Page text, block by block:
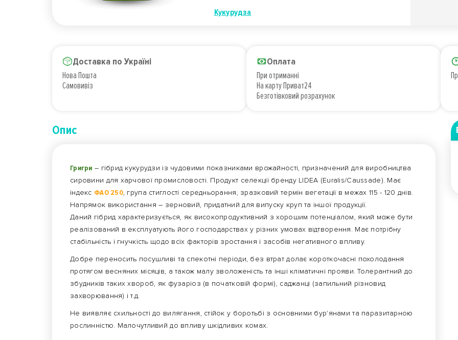
Кукурудза
Доставка по Україні
Нова Пошта
Самовивіз
Оплата
При отриманні
На карту Приват24
Безготівковий розрахунок
Опис
Григри – гібрид кукурудзи із чудовими показниками врожайності, призначений для виробництва
сировини для харчової промисловості. Продукт селекції бренду LIDEA (Euralis/Caussade). Має
індекс ФАО 250, група стиглості середньорання, зразковий термін вегетації в межах 115 - 120 днів.
Напрямок використання – зерновий, придатний для випуску круп та іншої продукції.
Даний гібрид характеризується, як високопродуктивний з хорошим потенціалом, який може бути
реалізований в експлуатують його господарствах у різних умовах відтворення. Має потрібну
стабільність і гнучкість щодо всіх факторів зростання і засобів негативного впливу.
Добре переносить посушливі та спекотні періоди, без втрат долає короткочасні похолодання
протягом весняних місяців, а також малу зволоженість та інші кліматичні прояви. Толерантний до
збудників таких хвороб, як фузаріоз (в початковій формі), саджанці (запильний різновид
захворювання) і т.д.
Не виявляє схильності до вилягання, стійок у боротьбі з основними бур'янами та паразитарною
рослинністю. Малочутливий до впливу шкідливих комах.